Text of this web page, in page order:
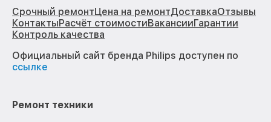
Срочный ремонтЦена на ремонтДоставкаОтзывы
КонтактыРасчёт стоимостиВакансииГарантии
Контроль качества
Официальный сайт бренда Philips доступен по
ссылке
Ремонт техники